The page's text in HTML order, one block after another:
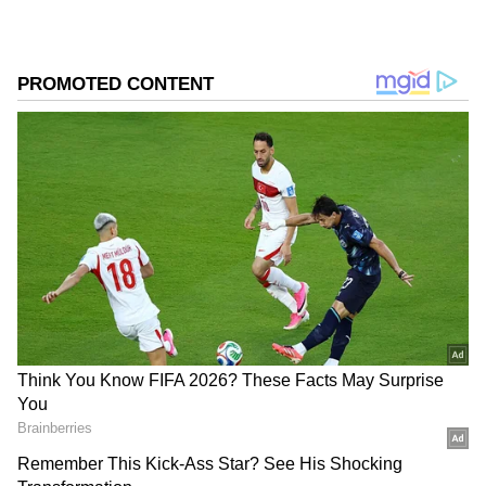
ஜெய்ஸ்வால் வெறும் 1 ரன்னில் முகமது
சிராஜ் பந்தில் கேட்ச் ஆனார். பின்பு வந்த
துருவ் ஜூரலும் (7 ரன்) நிலைக்கவில்லை.
கேப்டன் ரியான் பராக்கும் (11 ரன்)
ஏமாற்றினார். தசுன் ஷனகாவும் (3)
விரைவில் வெளியேறினார். நன்றாக
விளையாக ரவீந்திர ஜடேஜா (19 பந்தில் 34
ரன்கள்) காயம் காரணமாக ரிட்டையர் ஹர்ட்
ஆனார்.
ஏசியாநெட் தமிழ்-ஐ உங்கள் முதன்மைத்